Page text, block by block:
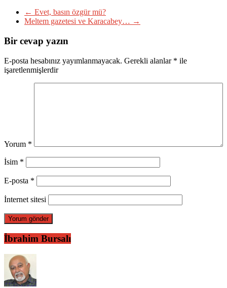
← Evet, basın özgür mü?
Meltem gazetesi ve Karacabey… →
Bir cevap yazın
E-posta hesabınız yayımlanmayacak. Gerekli alanlar * ile
işaretlenmişlerdir
Yorum *
İsim *
E-posta *
İnternet sitesi
İbrahim Bursalı